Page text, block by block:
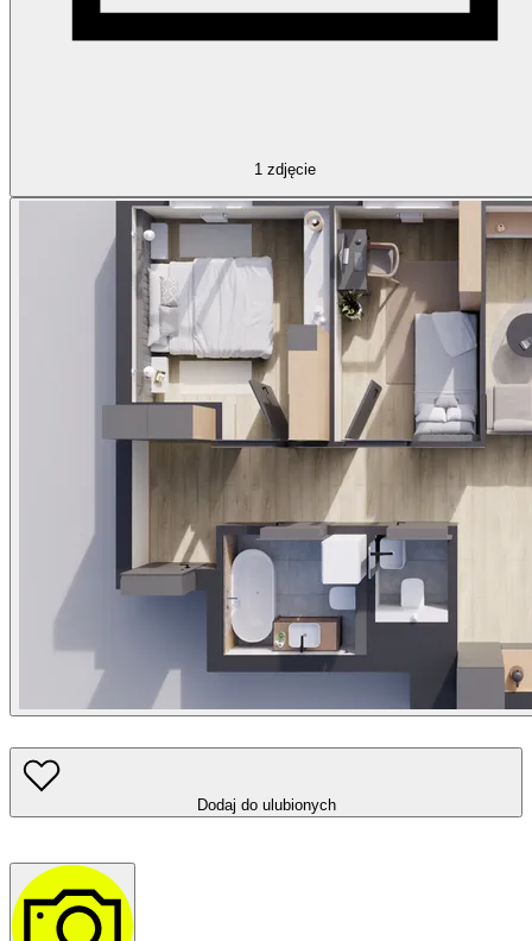
1 zdjęcie
Dodaj do ulubionych